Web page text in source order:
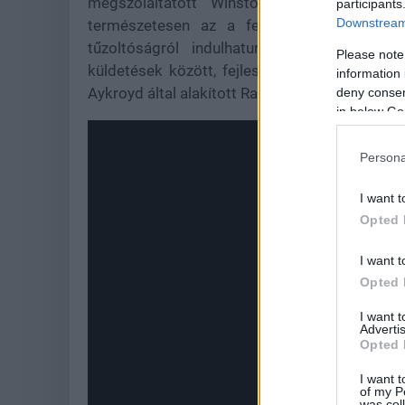
Please
information
deny
in below
I want
Opted
I want
Opted
I want
Opted
I want
of my
természetesen az a feladata, hogy a
tűzoltóságról indulhatunk bevetésre,
küldetések között, fejleszthetjük
Aykroyd által alakított Rayhez, aki mindent